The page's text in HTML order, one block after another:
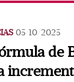
05/10/2025
de